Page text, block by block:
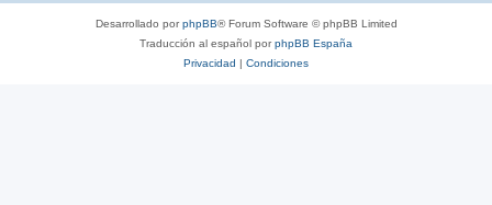
Desarrollado porphpBB® Forum Software © phpBB Limited
Traducción al español porphpBB España
Privacidad | Condiciones